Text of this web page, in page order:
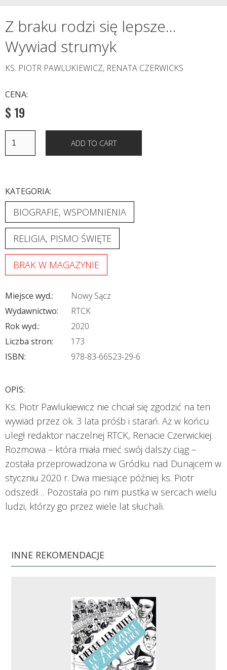
Z braku rodzi się lepsze...
Wywiad strumyk
KS. PIOTR PAWLUKIEWICZ, RENATA CZERWICKS
CENA:
$ 19
KATEGORIA:
BIOGRAFIE, WSPOMNIENIA
RELIGIA, PISMO ŚWIĘTE
BRAK W MAGAZYNIE
Miejsce wyd.:
Nowy Sącz
Wydawnictwo:
RTCK
Rok wyd.:
2020
Liczba stron:
173
ISBN:
978-83-66523-29-6
OPIS:
Ks. Piotr Pawlukiewicz nie chciał się zgodzić na ten
wywiad przez ok. 3 lata próśb i starań. Aż w końcu
uległ redaktor naczelnej RTCK, Renacie Czerwickiej.
Rozmowa – która miała mieć swój dalszy ciąg –
została przeprowadzona w Gródku nad Dunajcem w
styczniu 2020 r. Dwa miesiące później ks. Piotr
odszedł… Pozostała po nim pustka w sercach wielu
ludzi, którzy go przez wiele lat słuchali.
INNE REKOMENDACJE